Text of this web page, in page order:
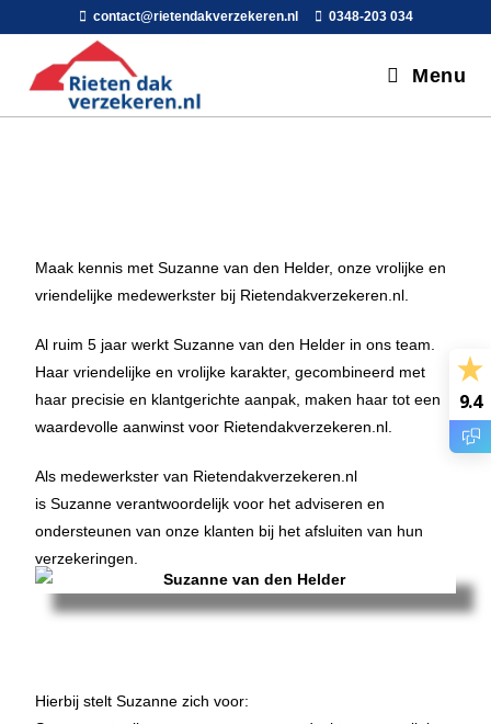
contact@rietendakverzekeren.nl 0348-203 034
Menu
Maak kennis metSuzanne van den Helder, onze vrolijke en
vriendelijke medewerkster bij Rietendakverzekeren.nl.
Al ruim 5 jaar werktSuzanne van den Helder in ons team.
Haar vriendelijke en vrolijke karakter, gecombineerd met
haar precisie en klantgerichte aanpak, maken haar tot een
waardevolle aanwinst voor Rietendakverzekeren.nl.
Als medewerkster van Rietendakverzekeren.nl
isSuzanne verantwoordelijk voor het adviseren en
ondersteunen van onze klanten bij het afsluiten van hun
verzekeringen.
Hierbij steltSuzanne zich voor:
9.4